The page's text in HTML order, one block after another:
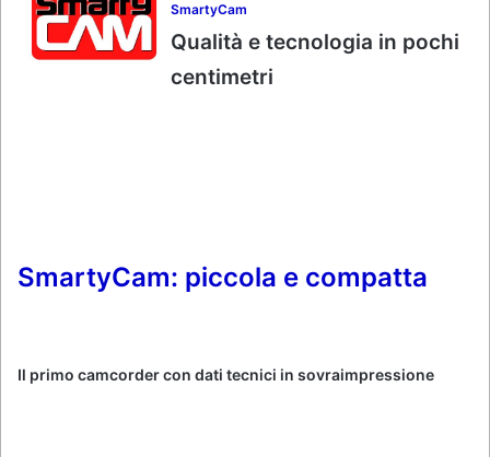
SmartyCam
Qualità e tecnologia in pochi
centimetri
SmartyCam: piccola e compatta
Il primo camcorder con dati tecnici in sovraimpressione